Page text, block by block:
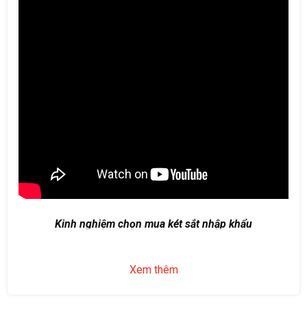
Kinh nghiệm chọn mua két sắt nhập khẩu
Xem thêm